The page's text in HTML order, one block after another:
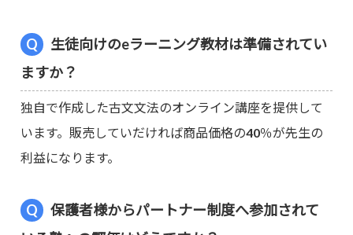
生徒向けのeラーニング教材は準備されてい
ますか？
独自で作成した古文文法のオンライン講座を提供して
います。販売していだければ商品価格の40％が先生の
利益になります。
保護者様からパートナー制度へ参加されて